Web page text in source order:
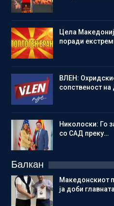
Цела
поради
ВЛЕН:
сопственост
Николоски: Го
со САД преку…
Балкан
Македонскиот
ја доби